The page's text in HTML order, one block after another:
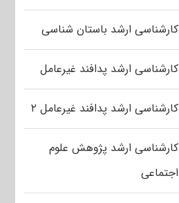
کارشناسی ارشد باستان شناسی
کارشناسی ارشد پدافند غیرعامل
کارشناسی ارشد پدافند غیرعامل ۲
کارشناسی ارشد پژوهش علوم
اجتماعی